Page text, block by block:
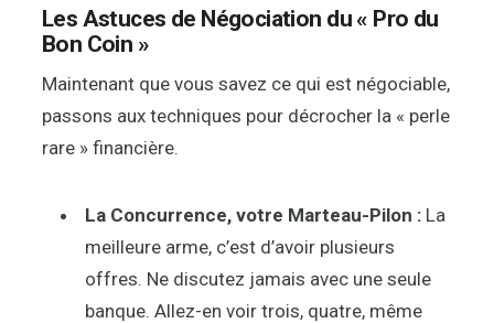
Les Astuces de Négociation du « Pro du
Bon Coin »
Maintenant que vous savez ce qui est négociable,
passons aux techniques pour décrocher la « perle
rare » financière.
La Concurrence, votre Marteau-Pilon : La
meilleure arme, c’est d’avoir plusieurs
offres. Ne discutez jamais avec une seule
banque. Allez-en voir trois, quatre, même